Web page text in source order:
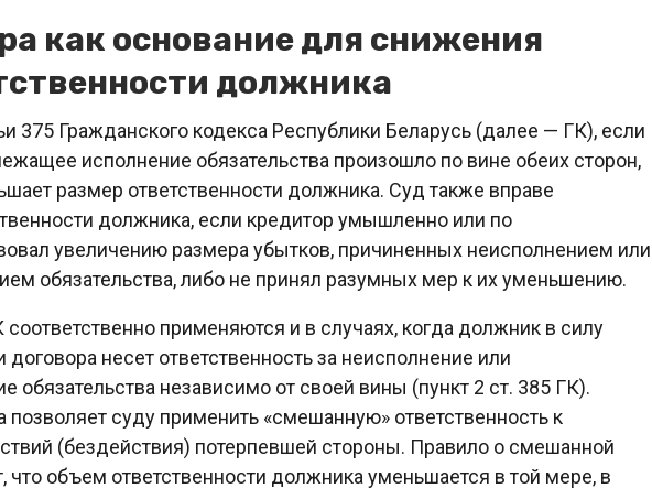
как основание для снижения
должника
375 Гражданского кодекса Республики Беларусь (далее — ГК), если
исполнение обязательства произошло по вине обеих сторон,
размер ответственности должника. Суд также вправе
должника, если кредитор умышленно или по
увеличению размера убытков, причиненных неисполнением или
обязательства, либо не принял разумных мер к их уменьшению.
соответственно применяются и в случаях, когда должник в силу
договора несет ответственность за неисполнение или
обязательства независимо от своей вины (пункт 2 ст. 385 ГК).
позволяет суду применить «смешанную» ответственность к
(бездействия) потерпевшей стороны. Правило о смешанной
что объем ответственности должника уменьшается в той мере, в